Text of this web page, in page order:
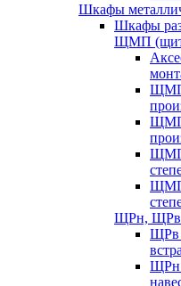
Шкафы
Шкафы
ЩМП
ЩМП
ЩМП
ЩМП
ЩМП
ЩРн, ЩРв
ЩРв
ЩРн